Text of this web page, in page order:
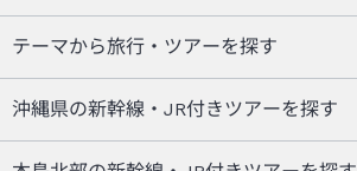
テーマから旅行・ツアーを探す
沖縄県の新幹線・JR付きツアーを探す